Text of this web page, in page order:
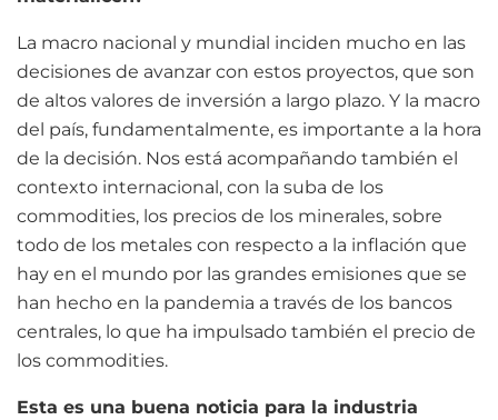
La macro nacional y mundial inciden mucho en las
decisiones de avanzar con estos proyectos, que son
de altos valores de inversión a largo plazo. Y la macro
del país, fundamentalmente, es importante a la hora
de la decisión. Nos está acompañando también el
contexto internacional, con la suba de los
commodities, los precios de los minerales, sobre
todo de los metales con respecto a la inflación que
hay en el mundo por las grandes emisiones que se
han hecho en la pandemia a través de los bancos
centrales, lo que ha impulsado también el precio de
los commodities.
Esta es una buena noticia para la industria